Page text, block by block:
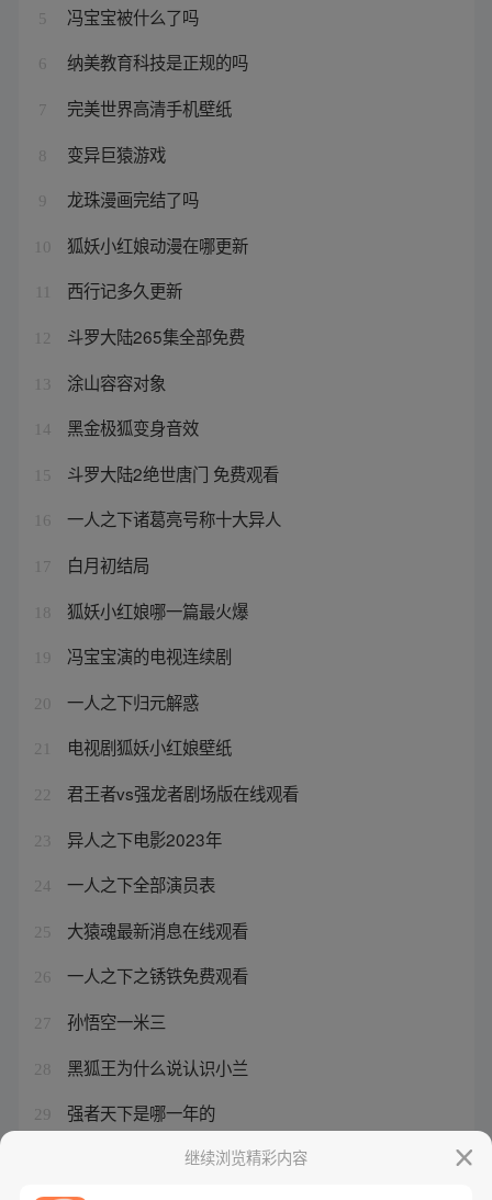
5 冯宝宝被什么了吗
6 纳美教育科技是正规的吗
7 完美世界高清手机壁纸
8 变异巨猿游戏
9 龙珠漫画完结了吗
10 狐妖小红娘动漫在哪更新
西行记多久更新
12 斗罗大陆265集全部免费
13 涂山容容对象
14 黑金极狐变身音效
15 斗罗大陆2绝世唐门 免费观看
16 一人之下诸葛亮号称十大异人
17 白月初结局
18 狐妖小红娘哪一篇最火爆
19 冯宝宝演的电视连续剧
20 一人之下归元解惑
21 电视剧狐妖小红娘壁纸
22 君王者vs强龙者剧场版在线观看
23 异人之下电影2023年
24 一人之下全部演员表
25 大猿魂最新消息在线观看
26 一人之下之锈铁免费观看
27 孙悟空一米三
28 黑狐王为什么说认识小兰
29 强者天下是哪一年的
西行纪之狂王免费观看继续浏览精彩内容